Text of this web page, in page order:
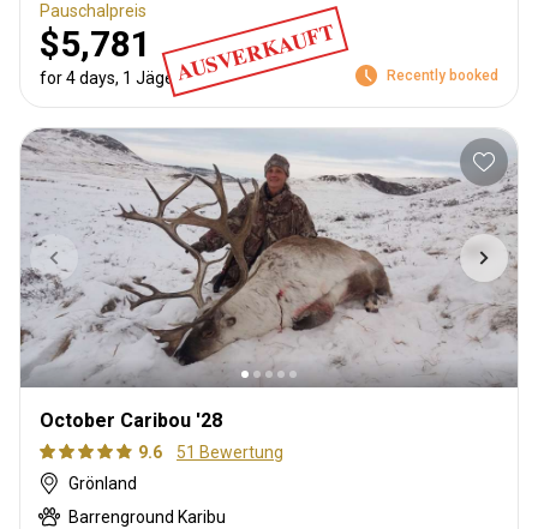
AUSVERKAUFT
Pauschalpreis
$5,781
for 4 days, 1 Jäger Recently booked
October Caribou '28
9.6
51 Bewertung
Grönland
Barrenground Karibu